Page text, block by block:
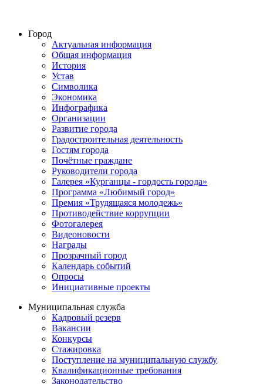
Город
Актуальная информация
Общая информация
История
Устав
Символика
Экономика
Инфографика
Организации
Развитие города
Градостроительная деятельность
Гостям города
Почётные граждане
Руководители города
Галерея «Курганцы - гордость города»
Программа «Любимый город»
Премия «Трудящаяся молодежь»
Противодействие коррупции
Фотогалерея
Видеоновости
Награды
Прозрачный город
Календарь событий
Опросы
Инициативные проекты
Муниципальная служба
Кадровый резерв
Вакансии
Конкурсы
Стажировка
Поступление на муниципальную службу
Квалификационные требования
Законодательство